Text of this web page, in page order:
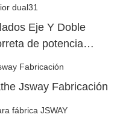
Eje Y Doble
de potencia
Jsway Fabricación